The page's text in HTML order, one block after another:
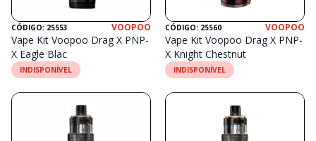
CÓDIGO: 25553 VOOPOO
Vape Kit Voopoo Drag X PNP-
X Eagle Blac
INDISPONÍVEL
CÓDIGO: 25560 VOOPOO
Vape Kit Voopoo Drag X PNP-
X Knight Chestnut
INDISPONÍVEL